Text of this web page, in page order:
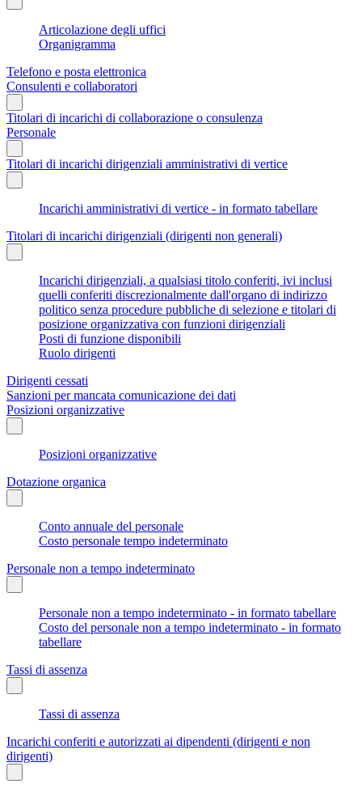
Articolazione degli uffici
Organigramma
Telefono e posta elettronica
Consulenti e collaboratori
Titolari di incarichi di collaborazione o consulenza
Personale
Titolari di incarichi dirigenziali amministrativi di vertice
Incarichi amministrativi di vertice - in formato tabellare
Titolari di incarichi dirigenziali (dirigenti non generali)
Incarichi dirigenziali, a qualsiasi titolo conferiti, ivi inclusi
quelli conferiti discrezionalmente dall'organo di indirizzo
politico senza procedure pubbliche di selezione e titolari di
posizione organizzativa con funzioni dirigenziali
Posti di funzione disponibili
Ruolo dirigenti
Dirigenti cessati
Sanzioni per mancata comunicazione dei dati
Posizioni organizzative
Posizioni organizzative
Dotazione organica
Conto annuale del personale
Costo personale tempo indeterminato
Personale non a tempo indeterminato
Personale non a tempo indeterminato - in formato tabellare
Costo del personale non a tempo indeterminato - in formato
tabellare
Tassi di assenza
Tassi di assenza
Incarichi conferiti e autorizzati ai dipendenti (dirigenti e non
dirigenti)